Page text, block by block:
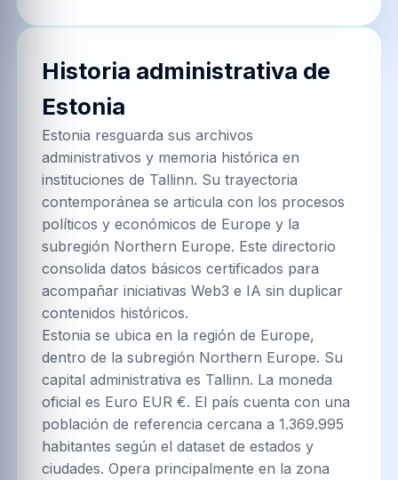
Historia administrativa de
Estonia
Estonia resguarda sus archivos
administrativos y memoria histórica en
instituciones de Tallinn. Su trayectoria
contemporánea se articula con los procesos
políticos y económicos de Europe y la
subregión Northern Europe. Este directorio
consolida datos básicos certificados para
acompañar iniciativas Web3 e IA sin duplicar
contenidos históricos.
Estonia se ubica en la región de Europe,
dentro de la subregión Northern Europe. Su
capital administrativa es Tallinn. La moneda
oficial es Euro EUR €. El país cuenta con una
población de referencia cercana a 1.369.995
habitantes según el dataset de estados y
ciudades. Opera principalmente en la zona